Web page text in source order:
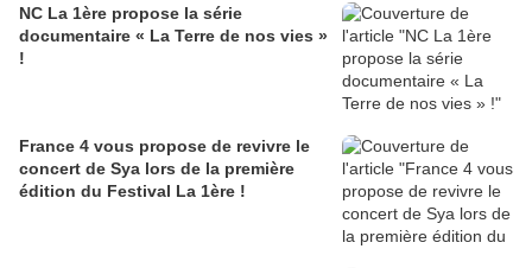
NC La 1ère propose la série
documentaire « La Terre de nos vies »
!
France 4 vous propose de revivre le
concert de Sya lors de la première
édition du Festival La 1ère !